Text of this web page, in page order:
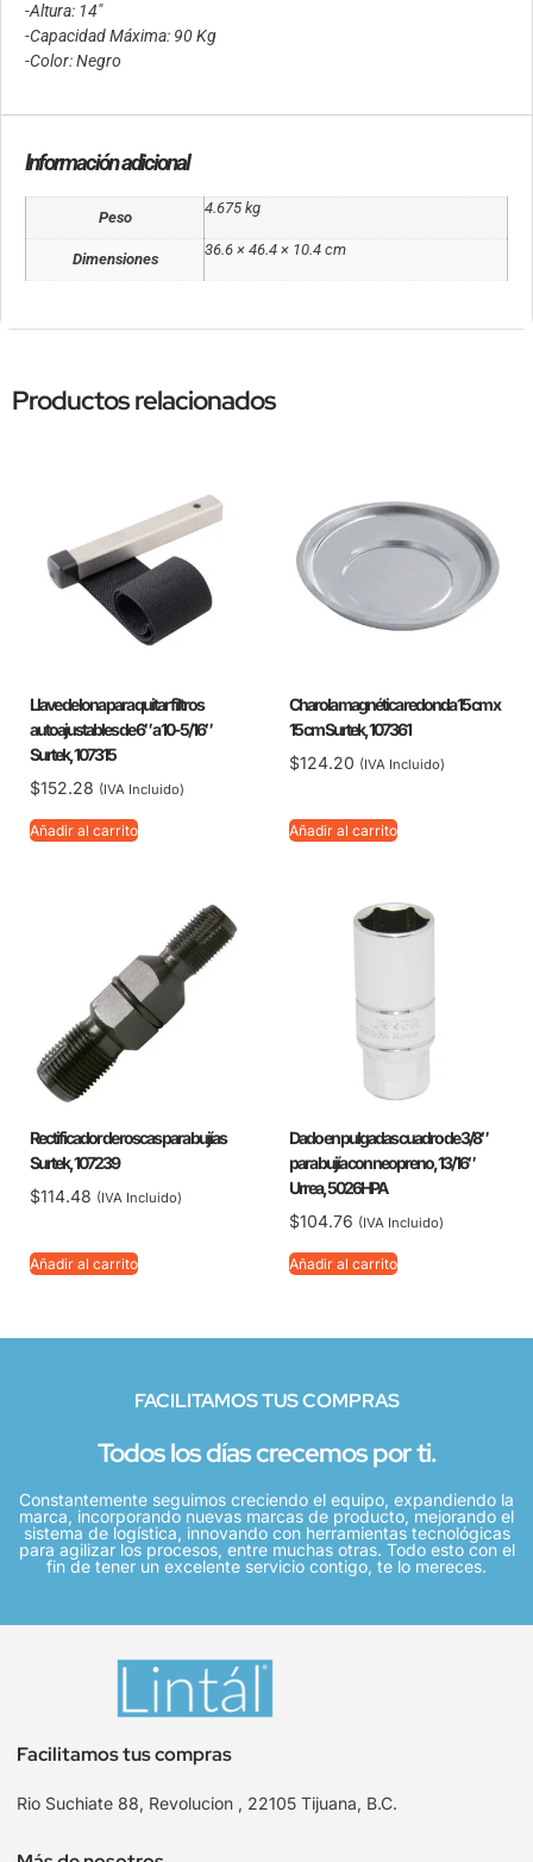
-Altura: 14″
-Capacidad Máxima: 90 Kg
-Color: Negro
Información adicional
Peso
4.675 kg
Dimensiones
36.6 × 46.4 × 10.4 cm
Productos relacionados
Llave de lona para quitar filtros
autoajustables de 6″ a 10-5/16″
Surtek, 107315
$152.28 (IVA Incluido)
Añadir al carrito
Charola magnética redonda 15 cm x
15 cm Surtek, 107361
$124.20 (IVA Incluido)
Añadir al carrito
Rectificador de roscas para bujías
Surtek, 107239
$114.48 (IVA Incluido)
Añadir al carrito
Dado en pulgadas cuadro de 3/8″
para bujía con neopreno, 13/16″
Urrea, 5026HPA
$104.76 (IVA Incluido)
Añadir al carrito
FACILITAMOS TUS COMPRAS
Todos los días crecemos por ti.
Constantemente seguimos creciendo el equipo, expandiendo la
marca, incorporando nuevas marcas de producto, mejorando el
sistema de logística, innovando con herramientas tecnológicas
para agilizar los procesos, entre muchas otras. Todo esto con el
fin de tener un excelente servicio contigo, te lo mereces.
Facilitamos tus compras
Rio Suchiate 88, Revolucion , 22105 Tijuana, B.C.